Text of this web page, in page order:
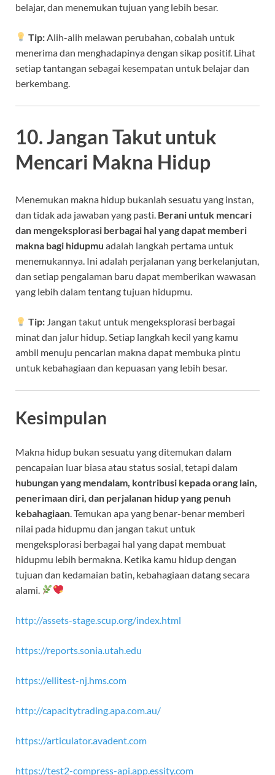
belajar, dan menemukan tujuan yang lebih besar.
Tip: Alih-alih melawan perubahan, cobalah untuk
menerima dan menghadapinya dengan sikap positif. Lihat
setiap tantangan sebagai kesempatan untuk belajar dan
berkembang.
10. Jangan Takut untuk
Mencari Makna Hidup
Menemukan makna hidup bukanlah sesuatu yang instan,
dan tidak ada jawaban yang pasti. Berani untuk mencari
dan mengeksplorasi berbagai hal yang dapat memberi
makna bagi hidupmu adalah langkah pertama untuk
menemukannya. Ini adalah perjalanan yang berkelanjutan,
dan setiap pengalaman baru dapat memberikan wawasan
yang lebih dalam tentang tujuan hidupmu.
Tip: Jangan takut untuk mengeksplorasi berbagai
minat dan jalur hidup. Setiap langkah kecil yang kamu
ambil menuju pencarian makna dapat membuka pintu
untuk kebahagiaan dan kepuasan yang lebih besar.
Kesimpulan
Makna hidup bukan sesuatu yang ditemukan dalam
pencapaian luar biasa atau status sosial, tetapi dalam
hubungan yang mendalam, kontribusi kepada orang lain,
penerimaan diri, dan perjalanan hidup yang penuh
kebahagiaan . Temukan apa yang benar-benar memberi
nilai pada hidupmu dan jangan takut untuk
mengeksplorasi berbagai hal yang dapat membuat
hidupmu lebih bermakna. Ketika kamu hidup dengan
tujuan dan kedamaian batin, kebahagiaan datang secara
alami.
http://assets-stage.scup.org/index.html
https://reports.sonia.utah.edu
https://ellitest-nj.hms.com
http://capacitytrading.apa.com.au/
https://articulator.avadent.com
https://test2-compress-api.app.essity.com